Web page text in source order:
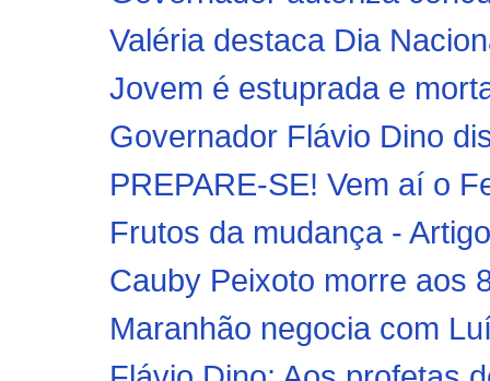
Valéria destaca Dia
Jovem é estuprada e
Governador Flávio Dino
PREPARE-SE! Vem aí o
Frutos da mudança -
Cauby Peixoto morre aos
Maranhão negocia com